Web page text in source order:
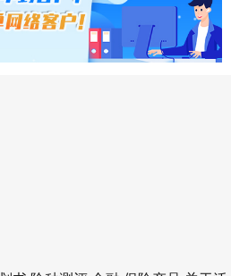
品15种高发疾病都在保障
产品都是对其中7种疾病
龄。
生版的少儿特疾保障是更
龄，获赔概率更高。
倍保额且赔付不限年龄
妈咪保贝新生版做出了3倍